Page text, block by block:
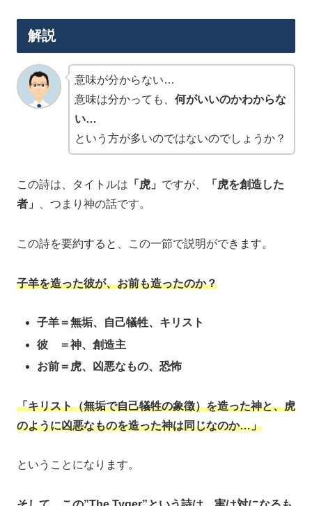
解説
意味が分からない…
意味は分かっても、 何がいいのかわからな
い…
という方が多いのではないのでしょうか？
この詩は、タイトルは 「虎」 ですが、
「虎を創造した
者」
、つまり神の話です。
この詩を要約すると、この一節で説明ができます。
子羊を造った彼が、お前も造ったのか？
子羊＝無垢、自己犠牲、キリスト
彼 ＝神、創造主
お前＝虎、凶悪なもの、恐怖
「キリスト（無垢で自己犠牲の象徴）を造った神と、虎
のように凶悪なものを造った神は同じなのか…」
ということになります。